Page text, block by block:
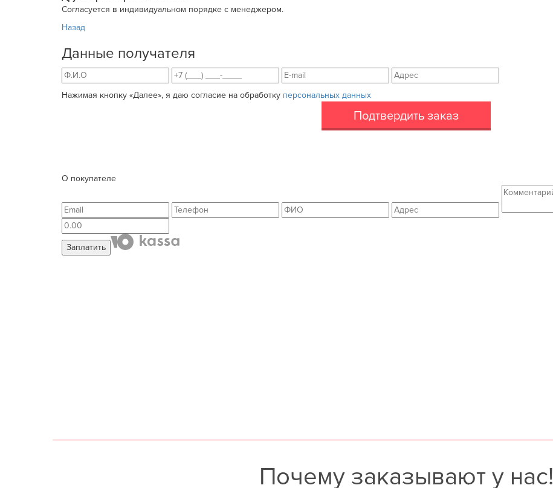
Согласуется в индивидуальном порядке с менеджером.
Назад
Данные получателя
Нажимая кнопку «Далее», я даю согласие на обработку персональных данных
Подтвердить заказ
О покупателе
Заплатить
Почему заказывают у нас!